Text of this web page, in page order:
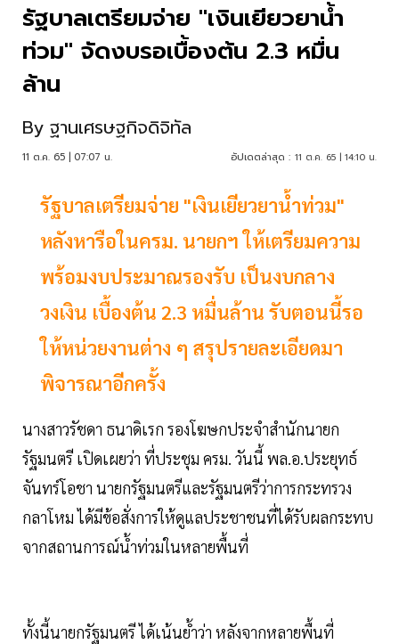
รัฐบาลเตรียมจ่าย "เงินเยียวยาน้ำ
ท่วม" จัดงบรอเบื้องต้น 2.3 หมื่น
ล้าน
By ฐานเศรษฐกิจดิจิทัล
11 ต.ค. 65 | 07:07 น. อัปเดตล่าสุด : 11 ต.ค. 65 | 14:10 น.
รัฐบาลเตรียมจ่าย "เงินเยียวยาน้ำท่วม"
หลังหารือในครม. นายกฯ ให้เตรียมความ
พร้อมงบประมาณรองรับ เป็นงบกลาง
วงเงิน เบื้องต้น 2.3 หมื่นล้าน รับตอนนี้รอ
ให้หน่วยงานต่าง ๆ สรุปรายละเอียดมา
พิจารณาอีกครั้ง
นางสาวรัชดา ธนาดิเรก รองโฆษกประจำสำนักนายก
รัฐมนตรี เปิดเผยว่า ที่ประชุม ครม. วันนี้ พล.อ.ประยุทธ์
จันทร์โอชา นายกรัฐมนตรีและรัฐมนตรีว่าการกระทรวง
กลาโหม ได้มีข้อสั่งการให้ดูแลประชาชนที่ได้รับผลกระทบ
จากสถานการณ์น้ำท่วมในหลายพื้นที่
ทั้งนี้นายกรัฐมนตรี ได้เน้นย้ำว่า หลังจากหลายพื้นที่